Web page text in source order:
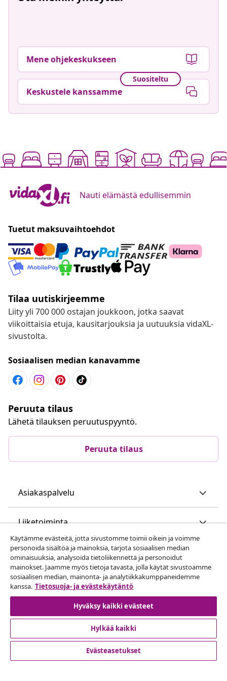
Mene ohjekeskukseen
Suositeltu
Keskustele kanssamme
Nauti elämästä edullisemmin
Tuetut maksuvaihtoehdot
Tilaa uutiskirjeemme
Liity yli 700 000 ostajan joukkoon, jotka saavat
viikoittaisia etuja, kausitarjouksia ja uutuuksia vidaXL-
sivustolta.
Sosiaalisen median kanavamme
Peruuta tilaus
Lähetä tilauksen peruutuspyyntö.
Peruuta tilaus
Asiakaspalvelu
Liiketoiminta
vidaXL
Löydä lisää
© 2008-2026 vidaXL www.vidaxl.fi on vidaXL Marketplace
Käytämme evästeitä, jotta sivustomme toimii oikein ja voimme
personoida sisältöä ja mainoksia, tarjota sosiaalisen median
ominaisuuksia, analysoida tietoliikennettä ja personoidut
mainokset. Jaamme myös tietoja tavasta, jolla käytät sivustoamme
sosiaalisen median, mainonta- ja analytiikkakumppaneidemme
kanssa. Tietosuoja- ja evästekäytäntö
Hyväksy kaikki evästeet
Hylkää kaikki
Evästeasetukset